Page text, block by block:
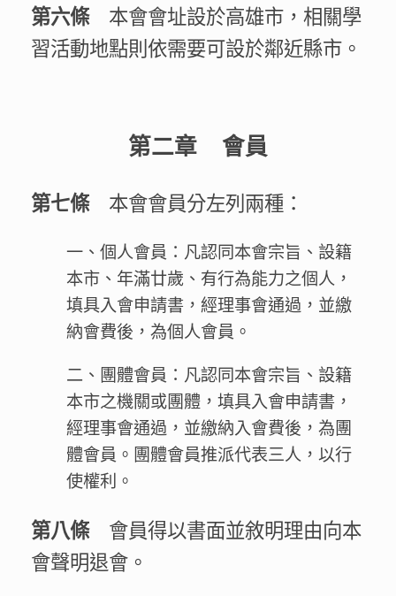
第六條本會會址設於高雄市，相關學
習活動地點則依需要可設於鄰近縣市。
第二章 會員
第七條本會會員分左列兩種：
一、個人會員：凡認同本會宗旨、設籍
本市、年滿廿歲、有行為能力之個人，
填具入會申請書，經理事會通過，並繳
納會費後，為個人會員。
二、團體會員：凡認同本會宗旨、設籍
本市之機關或團體，填具入會申請書，
經理事會通過，並繳納入會費後，為團
體會員。團體會員推派代表三人，以行
使權利。
第八條會員得以書面並敘明理由向本
會聲明退會。